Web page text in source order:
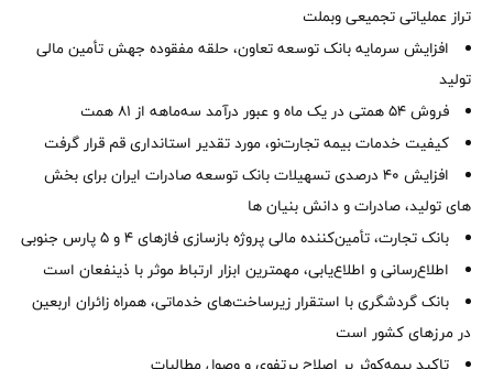
تراز عملیاتی تجمیعی وبملت
افزایش سرمایه بانک توسعه تعاون، حلقه مفقوده جهش تأمین مالی
تولید
فروش 54 همتی در یک ماه و عبور درآمد سه‌ماهه از 81 همت
کیفیت خدمات بیمه تجارت‌نو، مورد تقدیر استانداری قم قرار گرفت
افزایش 40 درصدی تسهیلات بانک توسعه صادرات ایران برای بخش
های تولید، صادرات و دانش بنیان ها
بانک تجارت، تأمین‌کننده مالی پروژه بازسازی فازهای ۴ و ۵ پارس جنوبی
اطلاع‌رسانی و اطلاع‌یابی، مهمترین ابزار ارتباط موثر با ذینفعان است
بانک گردشگری با استقرار زیرساخت‌های خدماتی، همراه زائران اربعین
در مرزهای کشور است